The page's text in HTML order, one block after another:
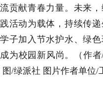
流贡献青春力量。未来
践活动为载体，持续传
学子加入节水护水、绿
成为校园新风尚。（作
图/绿派社 图片作者单位/